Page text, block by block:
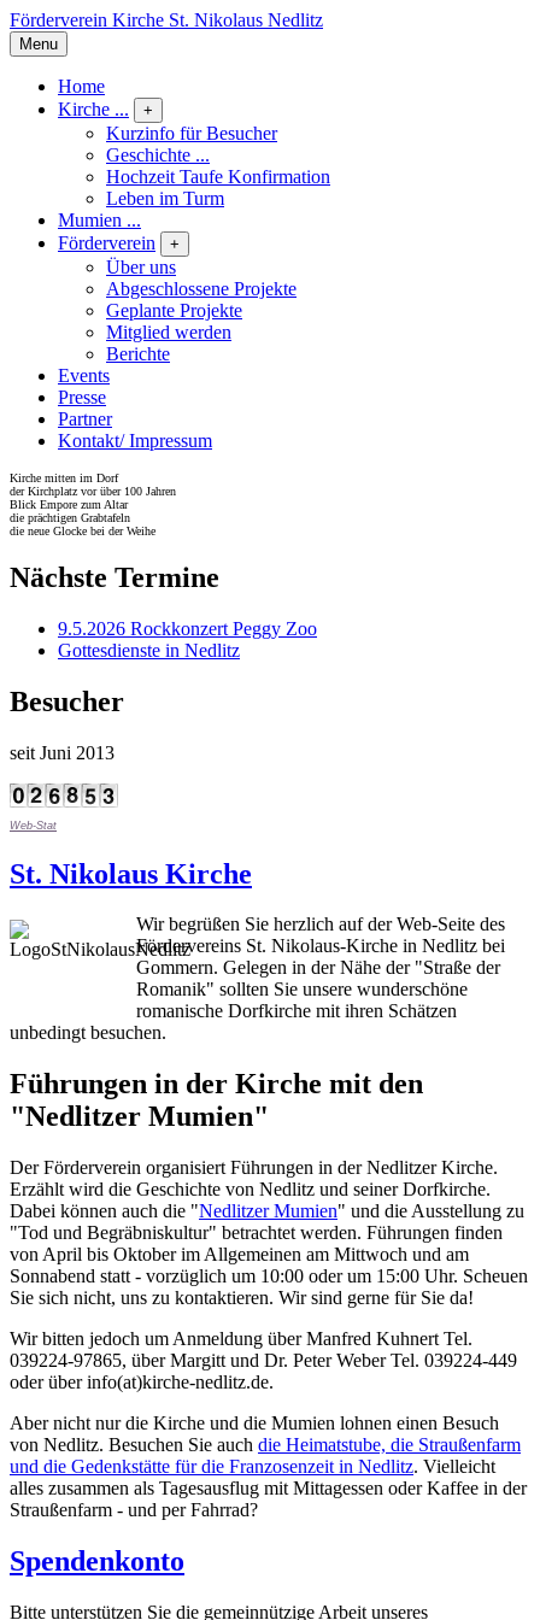
Förderverein Kirche St. Nikolaus Nedlitz
Menu
Home
Kirche ...
+
Kurzinfo für Besucher
Geschichte ...
Hochzeit Taufe Konfirmation
Leben im Turm
Mumien ...
Förderverein
+
Über uns
Abgeschlossene Projekte
Geplante Projekte
Mitglied werden
Berichte
Events
Presse
Partner
Kontakt/ Impressum
Kirche mitten im Dorf
der Kirchplatz vor über 100 Jahren
Blick Empore zum Altar
die prächtigen Grabtafeln
die neue Glocke bei der Weihe
Nächste Termine
9.5.2026 Rockkonzert Peggy Zoo
Gottesdienste in Nedlitz
Besucher
seit Juni 2013
Web-Stat
St. Nikolaus Kirche
Wir begrüßen Sie herzlich auf der Web-Seite des
Fördervereins St. Nikolaus-Kirche in Nedlitz bei
Gommern. Gelegen in der Nähe der "Straße der
Romanik" sollten Sie unsere wunderschöne
romanische Dorfkirche mit ihren Schätzen
unbedingt besuchen.
Führungen in der Kirche mit den
"Nedlitzer Mumien"
Der Förderverein organisiert Führungen in der Nedlitzer Kirche.
Erzählt wird die Geschichte von Nedlitz und seiner Dorfkirche.
Dabei können auch die "Nedlitzer Mumien" und die Ausstellung zu
"Tod und Begräbniskultur" betrachtet werden. Führungen finden
von April bis Oktober im Allgemeinen am Mittwoch und am
Sonnabend statt - vorzüglich um 10:00 oder um 15:00 Uhr. Scheuen
Sie sich nicht, uns zu kontaktieren. Wir sind gerne für Sie da!
Wir bitten jedoch um Anmeldung über Manfred Kuhnert Tel.
039224-97865, über Margitt und Dr. Peter Weber Tel. 039224-449
oder über info(at)kirche-nedlitz.de.
Aber nicht nur die Kirche und die Mumien lohnen einen Besuch
von Nedlitz. Besuchen Sie auch die Heimatstube, die Straußenfarm
und die Gedenkstätte für die Franzosenzeit in Nedlitz. Vielleicht
alles zusammen als Tagesausflug mit Mittagessen oder Kaffee in der
Straußenfarm - und per Fahrrad?
Spendenkonto
Bitte unterstützen Sie die gemeinnützige Arbeit unseres